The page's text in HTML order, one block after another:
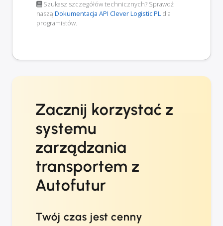
Szukasz szczegółów technicznych? Sprawdź
naszą Dokumentacja API Clever Logistic PL dla
programistów.
Zacznij korzystać z
systemu
zarządzania
transportem z
Autofutur
Twój czas jest cenny